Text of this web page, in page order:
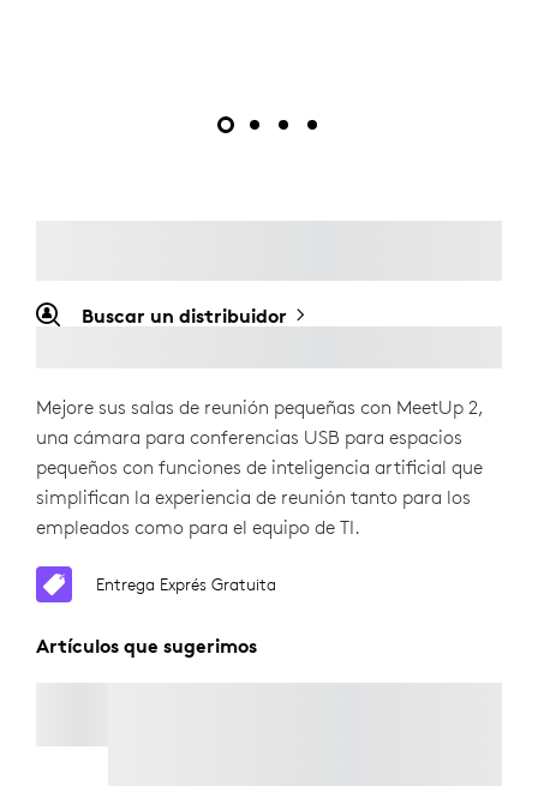
Buscar un distribuidor
Mejore sus salas de reunión pequeñas con MeetUp 2,
una cámara para conferencias USB para espacios
pequeños con funciones de inteligencia artificial que
simplifican la experiencia de reunión tanto para los
empleados como para el equipo de TI.
Entrega Exprés Gratuita
Artículos que sugerimos